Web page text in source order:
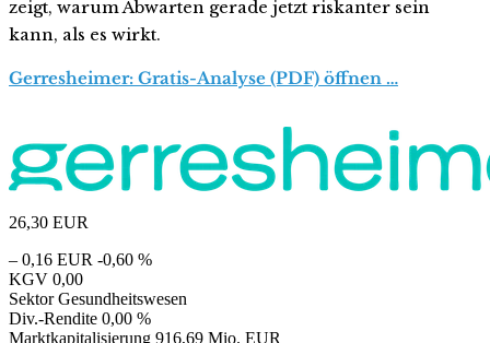
zeigt, warum Abwarten gerade jetzt riskanter sein
kann, als es wirkt.
Gerresheimer: Gratis-Analyse (PDF) öffnen …
26,30 EUR
– 0,16 EUR -0,60 %
KGV 0,00
Sektor Gesundheitswesen
Div.-Rendite 0,00 %
Marktkapitalisierung 916,69 Mio. EUR